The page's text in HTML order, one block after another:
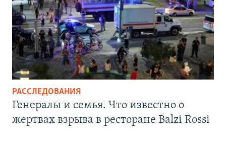
РАССЛЕДОВАНИЯ
Генералы и семья. Что известно о
жертвах взрыва в ресторане Balzi Rossi